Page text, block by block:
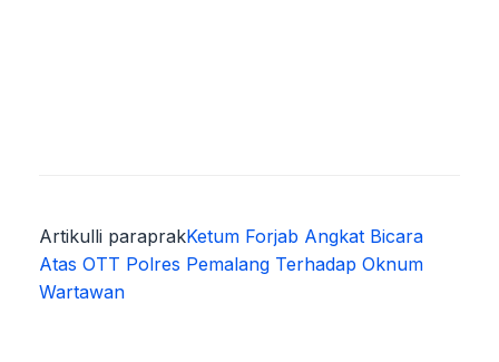
Artikulli paraprakKetum Forjab Angkat Bicara
Atas OTT Polres Pemalang Terhadap Oknum
Wartawan